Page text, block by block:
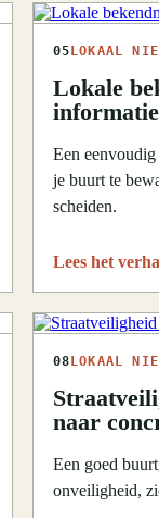
05 LOKAAL
Lokale
Een
je buurt te
scheiden.
Lees het
08 LOKAAL
naar
Een goed
onveiligheid,